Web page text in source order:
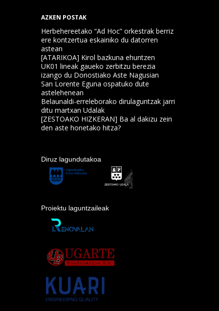
AZKEN POSTAK
Herbehereetako “Ad Hoc” orkestrak berriz
ere kontzertua eskainiko du datorren
astean
[ATARIKOA] Kirol bazkuna ehuntzen
UK01 lineak gaueko zerbitzu berezia
izango du Donostiako Aste Nagusian
San Lorente Eguna ospatuko dute
astelehenean
Belaunaldi-erreleborako dirulaguntzak jarri
ditu martxan Udalak
[ZESTOAKO HIZKERAN] Ba al dakizu zein
den aste honetako hitza?
Diruz lagundutakoa
Proiektu laguntzaileak